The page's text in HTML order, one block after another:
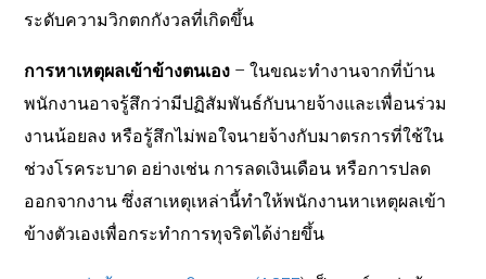
ระดับความวิกตกกังวลที่เกิดขึ้น
การหาเหตุผลเข้าข้างตนเอง – ในขณะทำงานจากที่บ้าน
พนักงานอาจรู้สึกว่ามีปฏิสัมพันธ์กับนายจ้างและเพื่อนร่วม
งานน้อยลง หรือรู้สึกไม่พอใจนายจ้างกับมาตรการที่ใช้ใน
ช่วงโรคระบาด อย่างเช่น การลดเงินเดือน หรือการปลด
ออกจากงาน ซึ่งสาเหตุเหล่านี้ทำให้พนักงานหาเหตุผลเข้า
ข้างตัวเองเพื่อกระทำการทุจริตได้ง่ายขึ้น